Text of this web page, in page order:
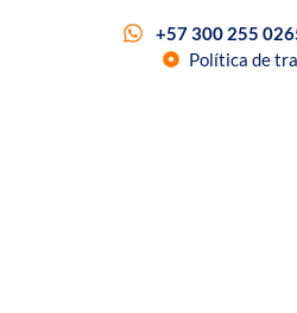
+57 300 255
Política de